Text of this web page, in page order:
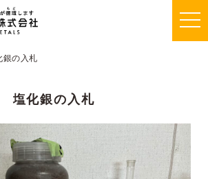
銀の入札
塩化銀の入札